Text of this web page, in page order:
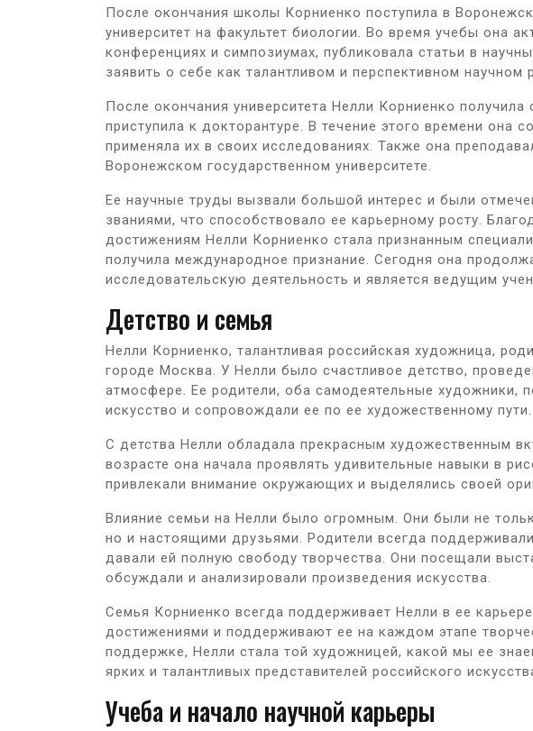
После окончания школы Корниенко поступила в
университет на факультет биологии. Во время учебы она
конференциях и симпозиумах, публиковала статьи в
заявить о себе как талантливом и перспективном научном
После окончания университета Нелли Корниенко получила
приступила к докторантуре. В течение этого времени она
применяла их в своих исследованиях. Также она
Воронежском государственном университете.
Ее научные труды вызвали большой интерес и были
званиями, что способствовало ее карьерному росту.
достижениям Нелли Корниенко стала признанным
получила международное признание. Сегодня она
исследовательскую деятельность и является ведущим
Детство и семья
Нелли Корниенко, талантливая российская художница,
городе Москва. У Нелли было счастливое детство,
атмосфере. Ее родители, оба самодеятельные художники,
искусство и сопровождали ее по ее художественному пути.
С детства Нелли обладала прекрасным художественным
возрасте она начала проявлять удивительные навыки в
привлекали внимание окружающих и выделялись своей
Влияние семьи на Нелли было огромным. Они были не
но и настоящими друзьями. Родители всегда
давали ей полную свободу творчества. Они посещали
обсуждали и анализировали произведения искусства.
Семья Корниенко всегда поддерживает Нелли в ее
достижениями и поддерживают ее на каждом этапе
поддержке, Нелли стала той художницей, какой мы ее
ярких и талантливых представителей российского
Учеба и начало научной карьеры